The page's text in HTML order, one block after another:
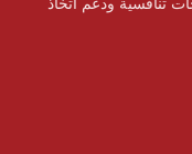
تنافسية ودعم اتخاذ